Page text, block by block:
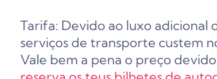
Tarifa: Devido ao luxo adicional
serviços de transporte custem
Vale bem a pena o preço